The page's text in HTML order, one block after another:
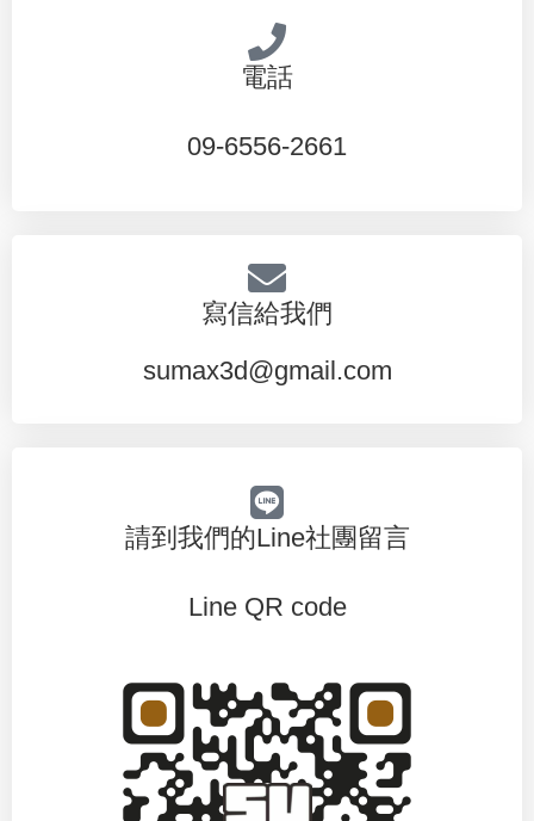
電話
09-6556-2661
寫信給我們
sumax3d@gmail.com
請到我們的Line社團留言
Line QR code